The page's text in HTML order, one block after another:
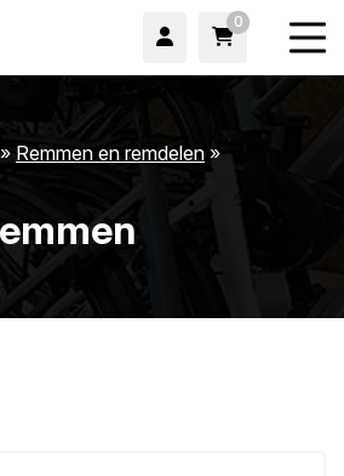
0
» Remmen en remdelen »